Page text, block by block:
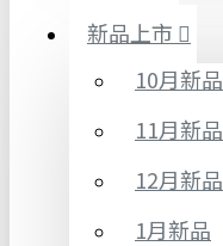
新品上市
10月新品
11月新品
12月新品
1月新品